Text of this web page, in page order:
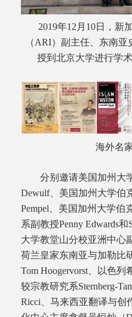
2019年12月10日，新
（ARI）副主任、东南
授到北京大学进行学
海外名
分别邀请美国加州大学
Dewulf、美国加州大学伯
Pempel、美国加州大学伯
系副教授Penny Edwards
大学教堂山分校亚洲中心
荷兰皇家东南亚与加勒比
Tom Hoogervorst、以色
较宗教研究系Sternberg-
Ricci、马来西亚翻译与创